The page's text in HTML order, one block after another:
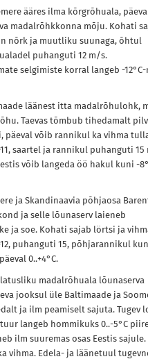
ääres ilma kõrgrõhuala,
madalrõhkkonna mõju. Kohati
nõrk ja muutliku suunaga, õhtul
puhanguti 12 m/s.
selgimiste korral langeb -12°C-
läänest itta madalrõhulohk,
Taevas tõmbub tihedamalt
päeval võib rannikul ka vihma
saartel ja rannikul puhanguti 15
võib langeda öö hakul kuni -
ja Skandinaavia põhjaosa
ja selle lõunaserv laieneb
ja soe. Kohati sajab lörtsi ja
puhanguti 15, põhjarannikul
0..+4°C.
madalrõhuala lõunaserva
jooksul üle Baltimaade ja
ja ilm peamiselt sajuta. Tugev
langeb hommikuks 0..-5°C
ilm suuremas osas Eestis sajule.
vihma. Edela- ja läänetuul